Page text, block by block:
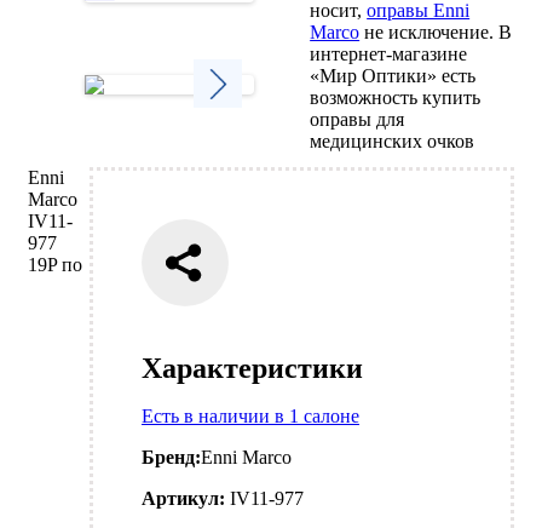
Характеристики
Есть в наличии в 1 салоне
Бренд:Enni Marco
Артикул: IV11-977
носит,оправы Enni
Marco не исключение. В
интернет-магазине
«Мир Оптики» есть
возможность купить
оправы для
медицинских очков
Enni
Marco
IV11-
977
19P по